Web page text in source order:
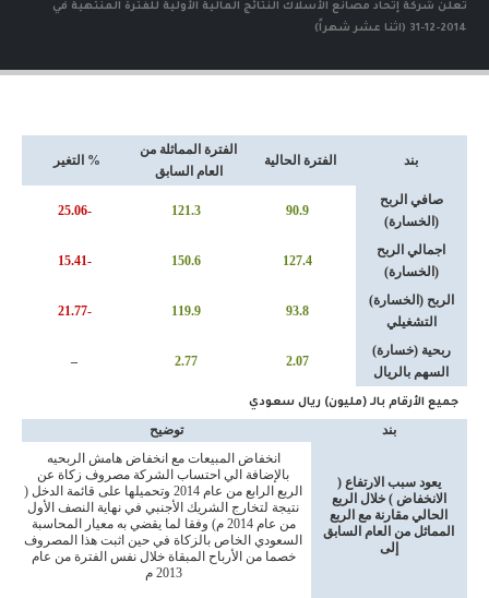
تعلن شركة إتحاد مصانع الأسلاك النتائج المالية الأولية للفترة المنتهية في
2014-12-31 (اثنا عشر شهراً)
بند الفترة الحالية
الفترة المماثلة من
العام السابق
% التغير
صافي الربح
(الخسارة)
90.9
121.3
-25.06
اجمالي الربح
(الخسارة)
127.4
150.6
-15.41
الربح (الخسارة)
التشغيلي
93.8
119.9
-21.77
ربحية (خسارة)
السهم بالريال
2.07
2.77
–
جميع الأرقام بالـ (مليون) ريال سعودي
بند توضيح
يعود سبب الارتفاع (
الانخفاض ) خلال الربع
الحالي مقارنة مع الربع
المماثل من العام السابق
إلى
انخفاض المبيعات مع انخفاض هامش الربحيه
بالإضافة الي احتساب الشركة مصروف زكاة عن
الربع الرابع من عام 2014 وتحميلها على قائمة الدخل (
نتيجة لتخارج الشريك الأجنبي في نهاية النصف الأول
من عام 2014 م) وفقا لما يقضي به معيار المحاسبة
السعودي الخاص بالزكاة في حين اثبت هذا المصروف
خصما من الأرباح المبقاة خلال نفس الفترة من عام
2013 م